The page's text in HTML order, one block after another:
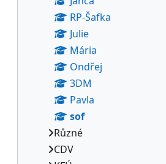
RP-Šafka
Julie
Mária
Ondřej
3DM
Pavla
sof
Různé
CDV